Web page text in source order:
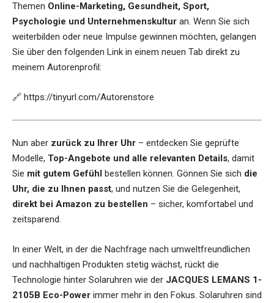
Themen Online-Marketing, Gesundheit, Sport,
Psychologie und Unternehmenskultur an. Wenn Sie sich
weiterbilden oder neue Impulse gewinnen möchten, gelangen
Sie über den folgenden Link in einem neuen Tab direkt zu
meinem Autorenprofil:
🔗 https://tinyurl.com/Autorenstore
Nun aber zurück zu Ihrer Uhr – entdecken Sie geprüfte
Modelle, Top-Angebote und alle relevanten Details, damit
Sie mit gutem Gefühl bestellen können. Gönnen Sie sich die
Uhr, die zu Ihnen passt, und nutzen Sie die Gelegenheit,
direkt bei Amazon zu bestellen – sicher, komfortabel und
zeitsparend.
In einer Welt, in der die Nachfrage nach umweltfreundlichen
und nachhaltigen Produkten stetig wächst, rückt die
Technologie hinter Solaruhren wie der JACQUES LEMANS 1-
2105B Eco-Power immer mehr in den Fokus. Solaruhren sind